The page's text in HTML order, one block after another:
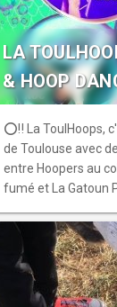
LA
& HOOP
⭕️‼️ La ToulHoops,
de Toulouse avec
entre Hoopers au
fumé et La Gatoun
Dance avec des
entier ! Tu pourras
des portes à
rafraîchir 🍺 ! ★